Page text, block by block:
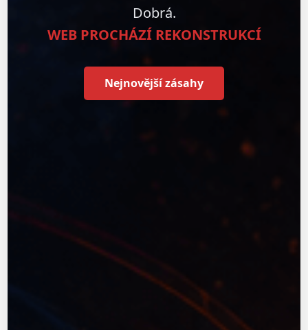
Dobrá.
WEB PROCHÁZÍ REKONSTRUKCÍ
Nejnovější zásahy